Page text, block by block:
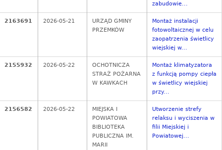
zabudowie...
2163691 2026-05-21
URZĄD GMINY
PRZEMKÓW
Montaż instalacji
fotowoltaicznej w celu
zaopatrzenia świetlicy
wiejskiej w...
2155932 2026-05-22
OCHOTNICZA
STRAŻ POŻARNA
W KAWKACH
Montaż klimatyzatora
z funkcją pompy ciepła
w świetlicy wiejskiej
przy...
2156582 2026-05-22
MIEJSKA I
POWIATOWA
BIBLIOTEKA
PUBLICZNA IM.
MARII
Utworzenie strefy
relaksu i wyciszenia w
filii Miejskiej i
Powiatowej...